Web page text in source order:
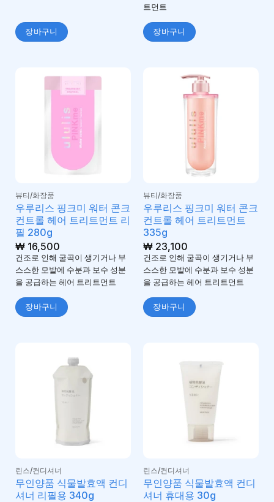
장바구니
트먼트
장바구니
뷰티/화장품
우루리스 핑크미 워터 콘크
컨트롤 헤어 트리트먼트 리
필 280g
₩16,500
건조로 인해 굴곡이 생기거나 부
스스한 모발에 수분과 보수 성분
을 공급하는 헤어 트리트먼트
장바구니
뷰티/화장품
우루리스 핑크미 워터 콘크
컨트롤 헤어 트리트먼트
335g
₩23,100
건조로 인해 굴곡이 생기거나 부
스스한 모발에 수분과 보수 성분
을 공급하는 헤어 트리트먼트
장바구니
린스/컨디셔너
무인양품 식물발효액 컨디
셔너 리필용 340g
린스/컨디셔너
무인양품 식물발효액 컨디
셔너 휴대용 30g